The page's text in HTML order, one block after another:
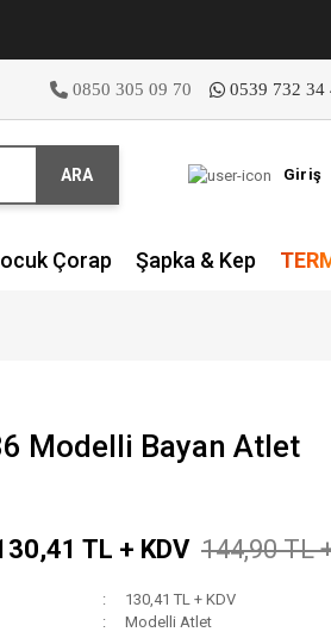
0850 305 09 70 0539 732 34
ARA Giriş
Çorap Şapka & Kep
Modelli Bayan Atlet
TL + KDV 144,90 TL
130,41 TL + KDV
Modelli Atlet